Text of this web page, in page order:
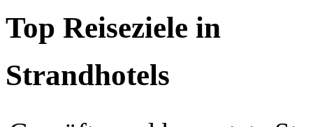
Top Reiseziele in
Strandhotels